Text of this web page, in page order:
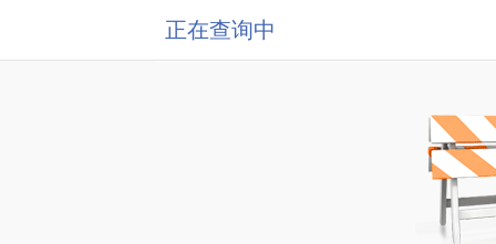
正在查询中